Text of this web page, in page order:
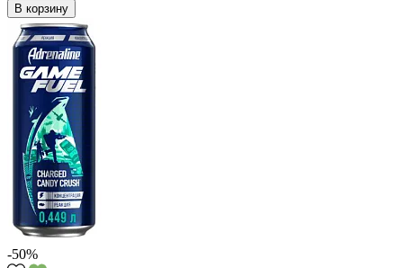
В корзину
-50%